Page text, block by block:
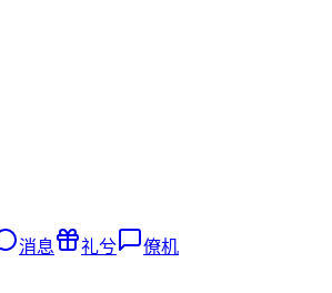
消息 礼兮 僚机